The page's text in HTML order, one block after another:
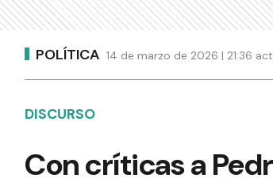
POLÍTICA 14 de marzo de 2026 | 21:36
DISCURSO
Con críticas a